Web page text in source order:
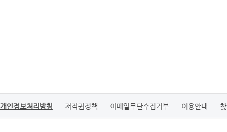
개인정보처리방침 저작권정책 이메일무단수집거부 이용안내